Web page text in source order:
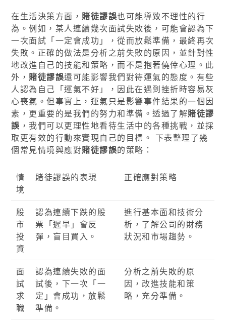
在生活決策方面， 賭徒謬誤也可能導致不理性的行
為。例如，某人連續幾次面試失敗後，可能會認為下
一次面試「一定會成功」，從而放鬆準備，最終再次
失敗。正確的做法是分析之前失敗的原因，並針對性
地改進自己的技能和策略，而不是抱著僥倖心理。此
外， 賭徒謬誤還可能影響我們對待運氣的態度。有些
人認為自己「運氣不好」，因此在遇到挫折時容易灰
心喪氣。但事實上，運氣只是影響事件結果的一個因
素，更重要的是我們的努力和準備。透過了解賭徒謬
誤 ，我們可以更理性地看待生活中的各種挑戰，並採
取更有效的行動來實現自己的目標。 下表整理了幾
個常見情境與應對賭徒謬誤的策略：
情
境
賭徒謬誤的表現 正確應對策略
股
市
投
資
認為連續下跌的股
票「遲早」會反
彈，盲目買入。
進行基本面和技術分
析，了解公司的財務
狀況和市場趨勢。
面
試
求
職
認為連續失敗的面
試後，下一次「一
定」會成功，放鬆
準備。
分析之前失敗的原
因，改進技能和策
略，充分準備。